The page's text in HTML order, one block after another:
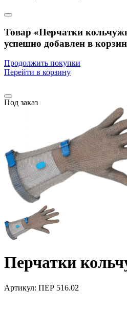
Товар «Перчатки
успешно добавлен в
Продолжить покупки
Перейти в корзину
Под заказ
Перчатки
Артикул: ПЕР 516.02